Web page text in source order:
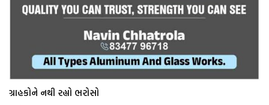
ગ્રાહકોને નથી રહ્યો ભરોસો